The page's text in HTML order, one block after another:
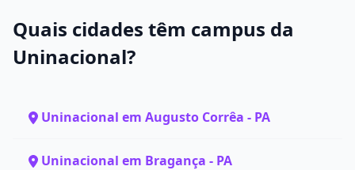
Quais cidades têm campus da
Uninacional?
Uninacional em Augusto Corrêa - PA
Uninacional em Bragança - PA